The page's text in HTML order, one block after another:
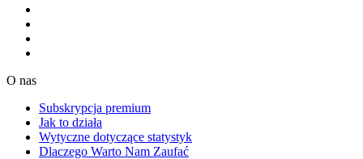
O nas
Subskrypcja premium
Jak to działa
Wytyczne dotyczące statystyk
Dlaczego Warto Nam Zaufać